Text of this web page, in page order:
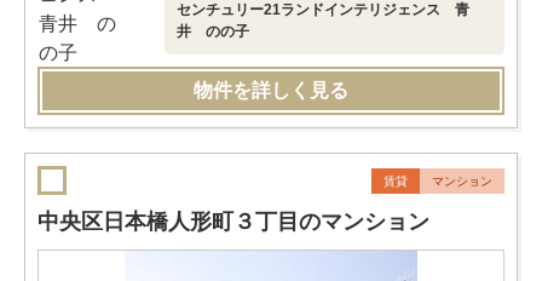
センチュリー21ランドインテリジェンス 青
井 のの子
物件を詳しく見る
賃貸 マンション
中央区日本橋人形町３丁目のマンション